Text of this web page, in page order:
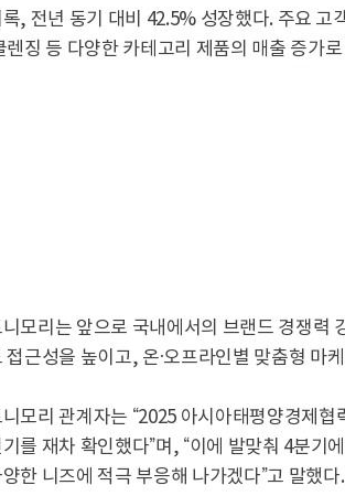
, 전년 동기 대비 42.5% 성장했다. 주요 고
렌징 등 다양한 카테고리 제품의 매출 증가
니모리는 앞으로 국내에서의 브랜드 경쟁력
접근성을 높이고, 온·오프라인별 맞춤형 마
니모리 관계자는 “2025 아시아태평양경제
를 재차 확인했다”며, “이에 발맞춰 4분기
한 니즈에 적극 부응해 나가겠다”고 말했다.